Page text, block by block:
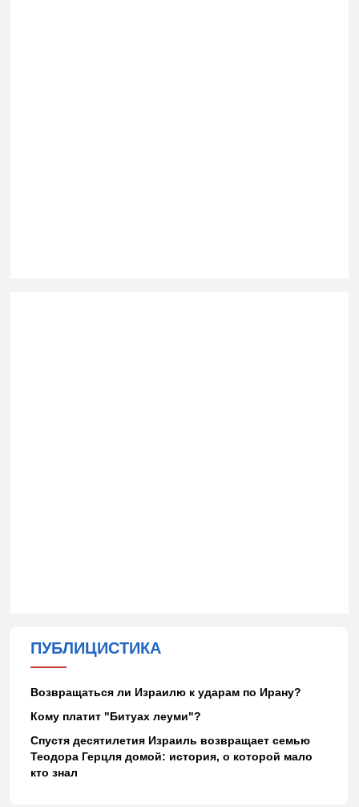
ПУБЛИЦИСТИКА
Возвращаться ли Израилю к ударам по Ирану?
Кому платит "Битуах леуми"?
Спустя десятилетия Израиль возвращает семью
Теодора Герцля домой: история, о которой мало
кто знал